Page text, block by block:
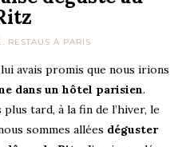
, RESTAUS À PARIS
avais promis que nous irions
dans un hôtel parisien.
tard, à la fin de l’hiver, le
sommes allées déguster